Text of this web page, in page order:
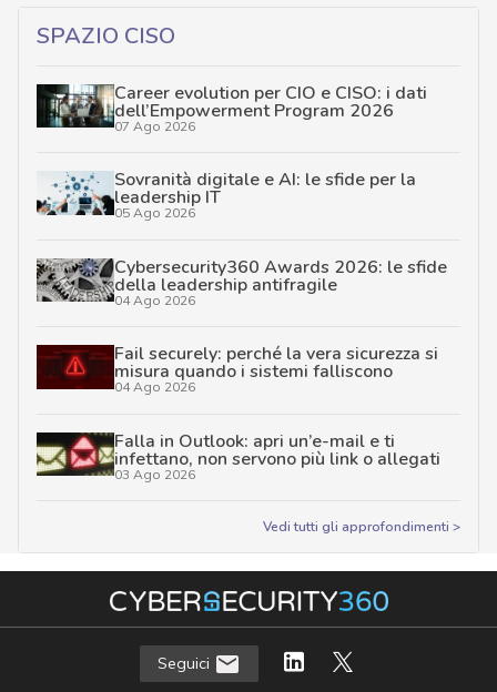
SPAZIO CISO
Career evolution per CIO e CISO: i dati
dell’Empowerment Program 2026
07 Ago 2026
Sovranità digitale e AI: le sfide per la
leadership IT
05 Ago 2026
Cybersecurity360 Awards 2026: le sfide
della leadership antifragile
04 Ago 2026
Fail securely: perché la vera sicurezza si
misura quando i sistemi falliscono
04 Ago 2026
Falla in Outlook: apri un’e-mail e ti
infettano, non servono più link o allegati
03 Ago 2026
Vedi tutti gli approfondimenti >
Seguici